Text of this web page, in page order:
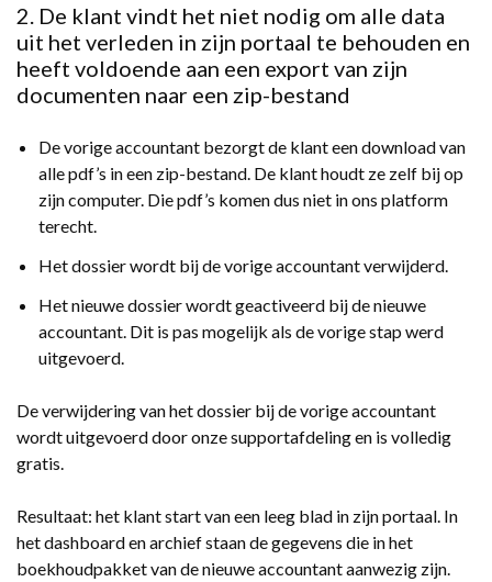
2. De klant vindt het niet nodig om alle data
uit het verleden in zijn portaal te behouden en
heeft voldoende aan een export van zijn
documenten naar een zip-bestand
De vorige accountant bezorgt de klant een download van
alle pdf’s in een zip-bestand. De klant houdt ze zelf bij op
zijn computer. Die pdf’s komen dus niet in ons platform
terecht.
Het dossier wordt bij de vorige accountant verwijderd.
Het nieuwe dossier wordt geactiveerd bij de nieuwe
accountant. Dit is pas mogelijk als de vorige stap werd
uitgevoerd.
De verwijdering van het dossier bij de vorige accountant
wordt uitgevoerd door onze supportafdeling en is volledig
gratis.
Resultaat: het klant start van een leeg blad in zijn portaal. In
het dashboard en archief staan de gegevens die in het
boekhoudpakket van de nieuwe accountant aanwezig zijn.